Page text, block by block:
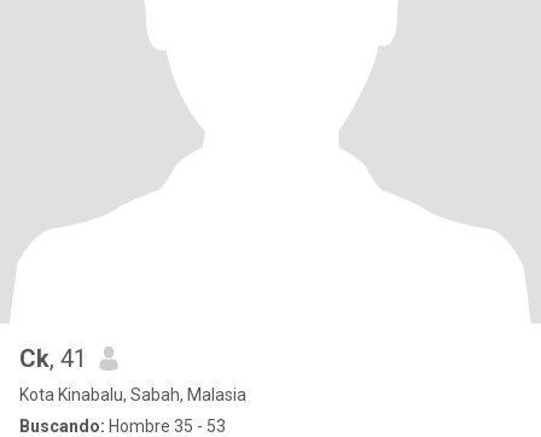
Ck, 41
Kota Kinabalu, Sabah, Malasia
Buscando: Hombre 35 - 53